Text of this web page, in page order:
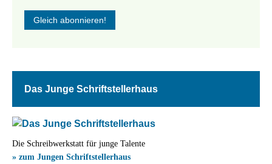
Das Junge Schriftstellerhaus
Die Schreibwerkstatt für junge Talente
» zum Jungen Schriftstellerhaus